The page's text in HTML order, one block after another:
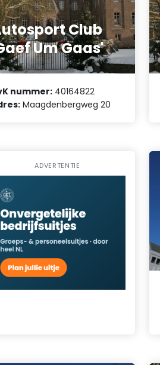
Club
Um Gaas'
nummer: 40164822
Maagdenbergweg 20
ADVERTENTIE